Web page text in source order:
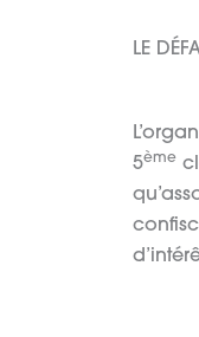
LE
5ème